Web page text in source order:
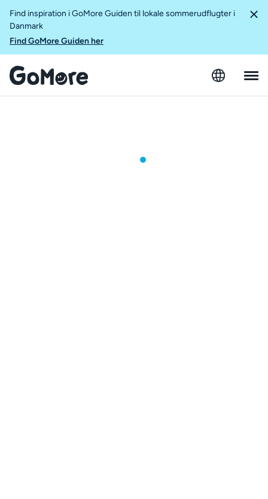
Find inspiration i GoMore Guiden til lokale sommerudflugter i
Danmark
Find GoMore Guiden her